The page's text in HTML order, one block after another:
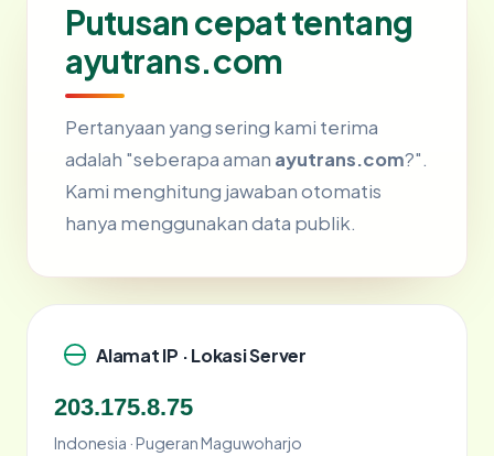
Putusan cepat tentang
ayutrans.com
Pertanyaan yang sering kami terima
adalah "seberapa aman ayutrans.com?".
Kami menghitung jawaban otomatis
hanya menggunakan data publik.
Alamat IP · Lokasi Server
203.175.8.75
Indonesia · Pugeran Maguwoharjo